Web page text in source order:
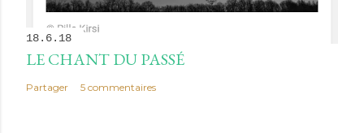
18.6.18
LE CHANT DU PASSÉ
Partager 5 commentaires